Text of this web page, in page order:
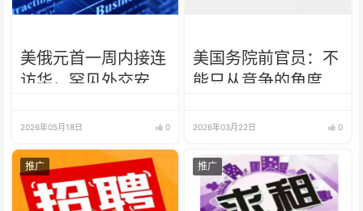
美俄元首一周内接连
访华，罕见外交安排
2026年05月18日 0
美国务院前官员：不
能只从竞争的角度定
2026年03月22日 0
推广 推广